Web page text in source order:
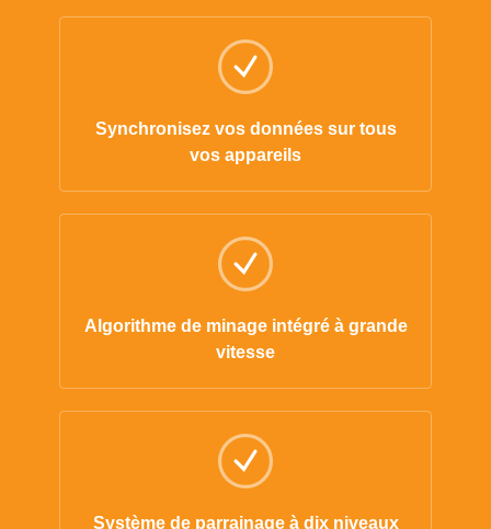
Synchronisez vos données sur tous
vos appareils
Algorithme de minage intégré à grande
vitesse
Système de parrainage à dix niveaux